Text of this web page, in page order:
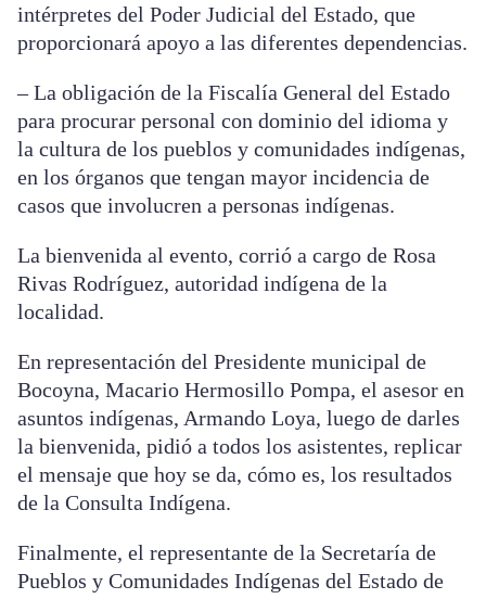
intérpretes del Poder Judicial del Estado, que
proporcionará apoyo a las diferentes dependencias.
– La obligación de la Fiscalía General del Estado
para procurar personal con dominio del idioma y
la cultura de los pueblos y comunidades indígenas,
en los órganos que tengan mayor incidencia de
casos que involucren a personas indígenas.
La bienvenida al evento, corrió a cargo de Rosa
Rivas Rodríguez, autoridad indígena de la
localidad.
En representación del Presidente municipal de
Bocoyna, Macario Hermosillo Pompa, el asesor en
asuntos indígenas, Armando Loya, luego de darles
la bienvenida, pidió a todos los asistentes, replicar
el mensaje que hoy se da, cómo es, los resultados
de la Consulta Indígena.
Finalmente, el representante de la Secretaría de
Pueblos y Comunidades Indígenas del Estado de